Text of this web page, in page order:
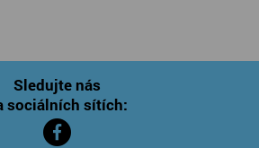
Sledujte nás
sociálních sítích: